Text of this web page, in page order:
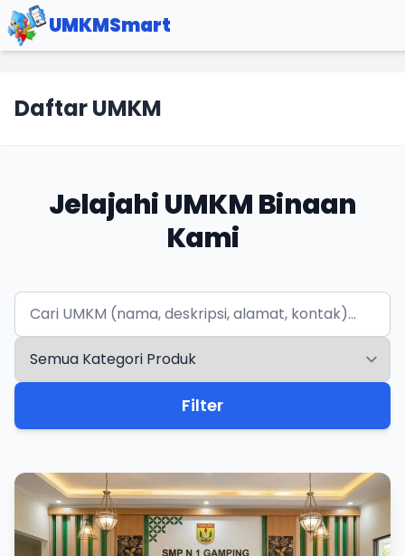
UMKMSmart
Daftar UMKM
Jelajahi UMKM Binaan
Kami
Filter